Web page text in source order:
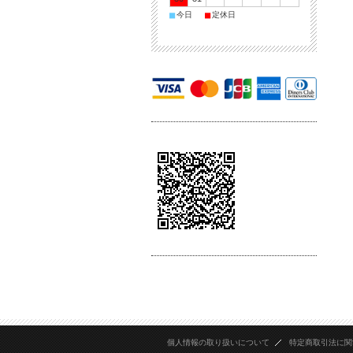
■今日 ■定休日
個人情報の取り扱いについて 特定商取引法に